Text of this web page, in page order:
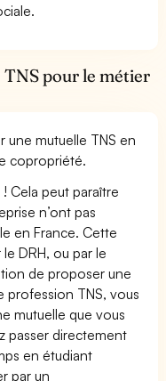
TNS pour le métier
une mutuelle TNS en
copropriété.
Cela peut paraître
n’ont pas
en France. Cette
DRH, ou par le
de proposer une
profession TNS, vous
mutuelle que vous
passer directement
en étudiant
par un